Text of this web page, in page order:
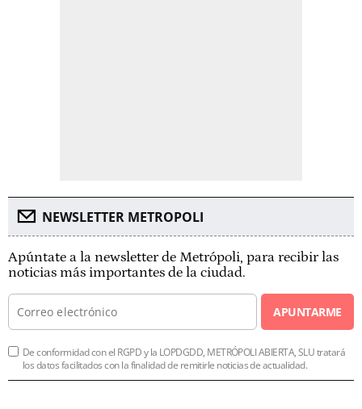
NEWSLETTER METROPOLI
Apúntate a la newsletter de Metrópoli, para recibir las
noticias más importantes de la ciudad.
APUNTARME
De conformidad con el RGPD y la LOPDGDD, METRÓPOLI ABIERTA, SLU tratará
los datos facilitados con la finalidad de remitirle noticias de actualidad.